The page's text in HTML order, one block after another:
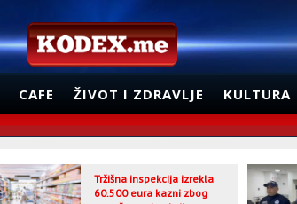
CAFE ŽIVOT I ZDRAVLJE KULTURA
Tržišna inspekcija izrekla
60.500 eura kazni zbog